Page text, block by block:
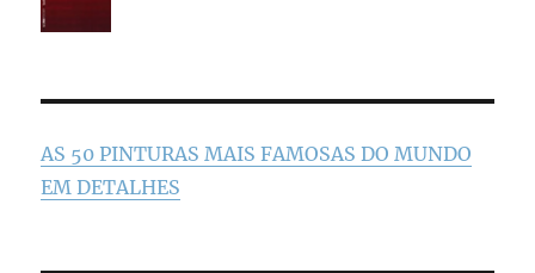
AS 50 PINTURAS MAIS FAMOSAS DO MUNDO
EM DETALHES